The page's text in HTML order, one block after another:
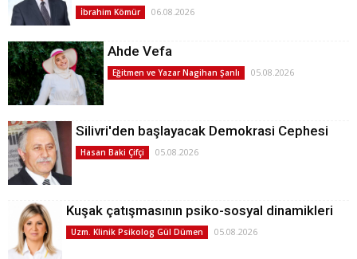
İbrahim Kömür 06.08.2026
Ahde Vefa
Eğitmen ve Yazar Nagihan Şanlı 05.08.2026
Silivri'den başlayacak Demokrasi Cephesi
Hasan Baki Çifçi 05.08.2026
Kuşak çatışmasının psiko-sosyal dinamikleri
Uzm. Klinik Psikolog Gül Dümen 05.08.2026